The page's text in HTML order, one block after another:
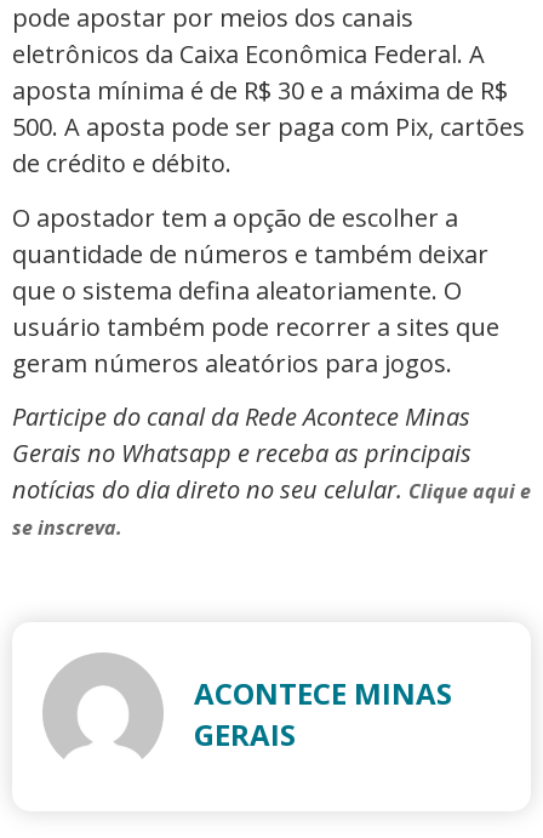
pode apostar por meios dos canais
eletrônicos da Caixa Econômica Federal. A
aposta mínima é de R$ 30 e a máxima de R$
500. A aposta pode ser paga com Pix, cartões
de crédito e débito.
O apostador tem a opção de escolher a
quantidade de números e também deixar
que o sistema defina aleatoriamente. O
usuário também pode recorrer a sites que
geram números aleatórios para jogos.
Participe do canal da Rede Acontece Minas
Gerais no Whatsapp e receba as principais
notícias do dia direto no seu celular. Clique aqui e
se inscreva.
ACONTECE MINAS
GERAIS